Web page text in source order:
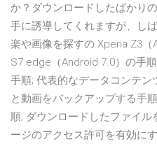
か？ダウンロードしたばかり
手に誘導してくれますが、し
楽や画像を探すの Xperia Z3（
S7 edge（Android 7.0）の手
手順; 代表的なデータコンテ
と動画をバックアップする手
順; ダウンロードしたファイ
ージのアクセス許可を有効に